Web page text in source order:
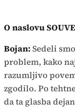
O naslovu
Bojan:Sedeli
problem, kako
razumljivo
zgodilo. Po
da ta glasba